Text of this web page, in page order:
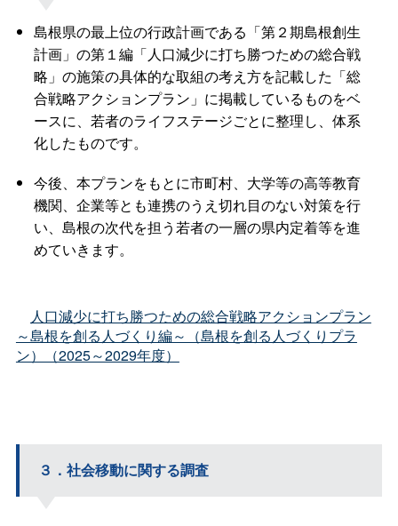
島根県の最上位の行政計画である「第２期島根創生
計画」の第１編「人口減少に打ち勝つための総合戦
略」の施策の具体的な取組の考え方を記載した「総
合戦略アクションプラン」に掲載しているものをベ
ースに、若者のライフステージごとに整理し、体系
化したものです。
今後、本プランをもとに市町村、大学等の高等教育
機関、企業等とも連携のうえ切れ目のない対策を行
い、島根の次代を担う若者の一層の県内定着等を進
めていきます。
人口減少に打ち勝つための総合戦略アクションプラン
～島根を創る人づくり編～（島根を創る人づくりプラ
ン）（2025～2029年度）
３．社会移動に関する調査